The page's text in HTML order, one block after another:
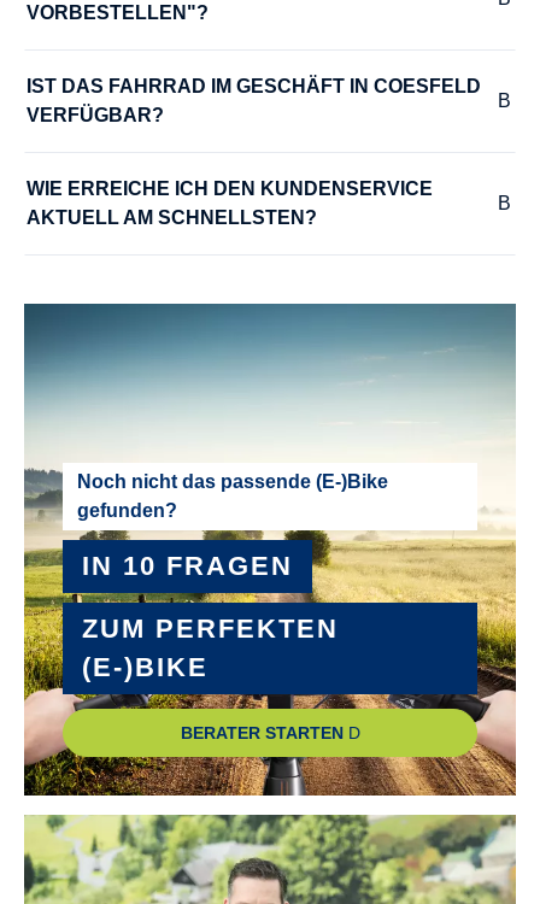
VORBESTELLEN"?
IST DAS FAHRRAD IM GESCHÄFT IN COESFELD
VERFÜGBAR?
WIE ERREICHE ICH DEN KUNDENSERVICE
AKTUELL AM SCHNELLSTEN?
Noch nicht das passende (E-)Bike
gefunden?
IN 10 FRAGEN
ZUM PERFEKTEN
(E-)BIKE
BERATER STARTEN